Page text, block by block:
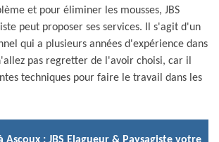
et pour éliminer les mousses, JBS
peut proposer ses services. Il s'agit d'un
qui a plusieurs années d'expérience dans
pas regretter de l'avoir choisi, car il
techniques pour faire le travail dans les